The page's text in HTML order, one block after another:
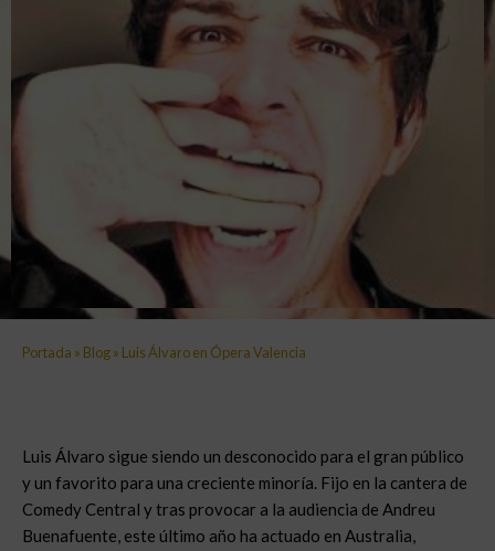
Portada » Blog» Luis Álvaro en Ópera Valencia
Luis Álvaro sigue siendo un desconocido para el gran público
y un favorito para una creciente minoría. Fijo en la cantera de
Comedy Central y tras provocar a la audiencia de Andreu
Buenafuente, este último año ha actuado en Australia,